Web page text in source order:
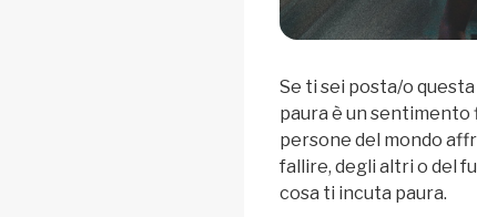
Se ti sei posta/o questa
paura è un
persone del mondo
fallire, degli altri o del
cosa ti incuta paura.